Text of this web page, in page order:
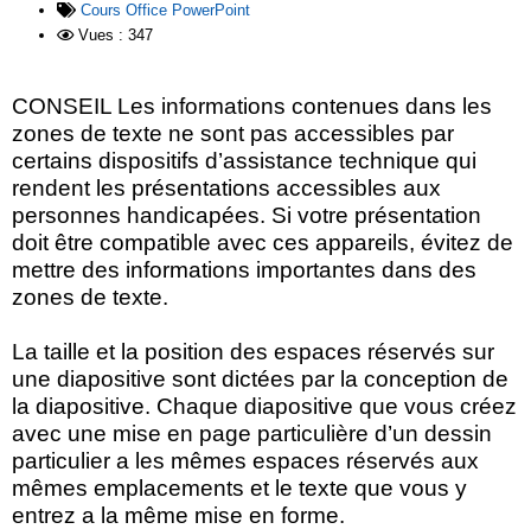
Cours Office PowerPoint
Vues : 347
CONSEIL Les informations contenues dans les
zones de texte ne sont pas accessibles par
certains dispositifs d’assistance technique qui
rendent les présentations accessibles aux
personnes handicapées. Si votre présentation
doit être compatible avec ces appareils, évitez de
mettre des informations importantes dans des
zones de texte.
La taille et la position des espaces réservés sur
une diapositive sont dictées par la conception de
la diapositive. Chaque diapositive que vous créez
avec une mise en page particulière d’un dessin
particulier a les mêmes espaces réservés aux
mêmes emplacements et le texte que vous y
entrez a la même mise en forme.